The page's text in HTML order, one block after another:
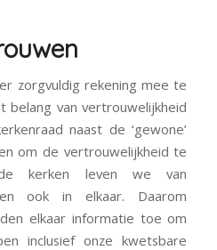
zorgvuldig rekening mee te
belang van vertrouwelijkheid
naast de ‘gewone’
om de vertrouwelijkheid te
kerken leven we van
ook in elkaar. Daarom
elkaar informatie toe om
inclusief onze kwetsbare